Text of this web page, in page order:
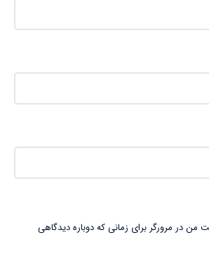
من در مرورگر برای زمانی که دوباره دیدگاهی